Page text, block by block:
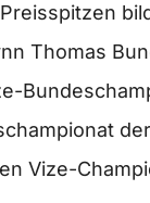
Thomas
Vize-